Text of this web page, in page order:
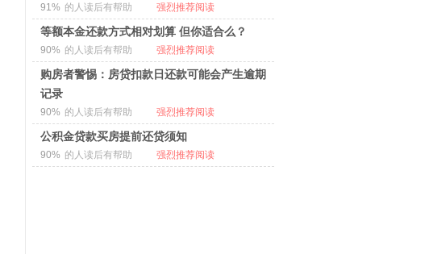
91% 的人读后有帮助 强烈推荐阅读
等额本金还款方式相对划算 但你适合么？
90% 的人读后有帮助 强烈推荐阅读
购房者警惕：房贷扣款日还款可能会产生逾期
记录
90% 的人读后有帮助 强烈推荐阅读
公积金贷款买房提前还贷须知
90% 的人读后有帮助 强烈推荐阅读